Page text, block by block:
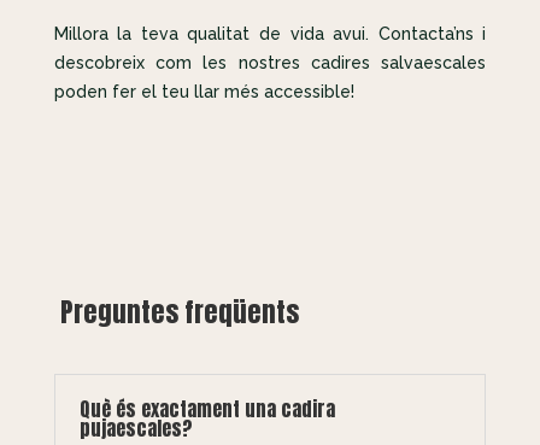
Millora la teva qualitat de vida avui. Contacta’ns i
descobreix com les nostres cadires salvaescales
poden fer el teu llar més accessible!
Preguntes freqüents
Què és exactament una cadira
pujaescales?